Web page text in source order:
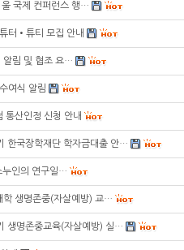
국제 컨퍼런스 행…
터•튜티 모집 안내
알림 및 협조 요…
여식 알림
통산인정 신청 안내
한국장학재단 학자금대출 안…
누인의 연구일…
학 생명존중(자살예방) 교…
생명존중교육(자살예방) 실…